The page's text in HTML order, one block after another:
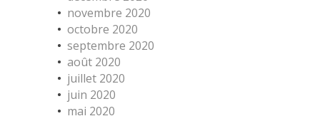
novembre 2020
octobre 2020
septembre 2020
août 2020
juillet 2020
juin 2020
mai 2020